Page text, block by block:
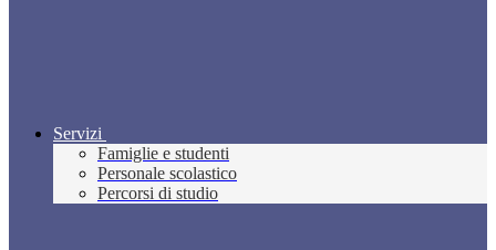
Servizi
Famiglie e studenti
Personale scolastico
Percorsi di studio